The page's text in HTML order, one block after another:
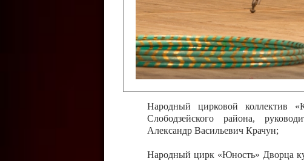
Образцовый эстрадно-цирковой
творчества с. Чобручи,
Владимирович;
Образцовый цирковой коллектив
Тирасполь, руководитель
Молдавской Республики Николай
Народный цирковой коллектив
Слободзейского района,
Александр Васильевич Крачун;
Народный цирк «Юность» Дворца